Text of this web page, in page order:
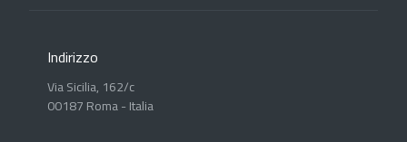
Indirizzo
Via Sicilia, 162/c
00187 Roma - Italia